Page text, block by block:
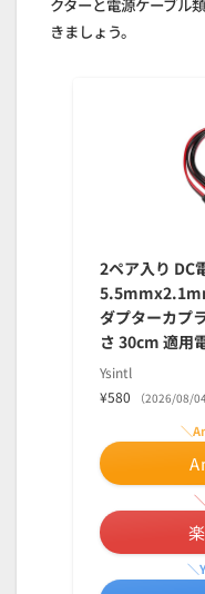
クターと電源ケーブル
きましょう。
2ペア入り DC
ダプターカプ
さ 30cm 適用
Ysintl
¥580
（2026/08/
＼
＼